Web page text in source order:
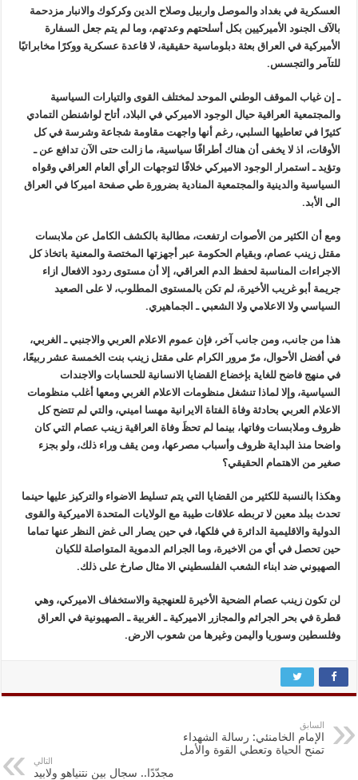
العسكرية في بغداد والموصل واربيل وصلاح الدين وكركوك والانبار مزدحمة
بالآف الجنود الأميركيين بكل أسلحتهم وعدتهم، وما لم يتم جعل السفارة
الأميركية في العراق بعثة دبلوماسية حقيقية، لا قاعدة عسكرية ووكرًا مخابراتيًا
للتآمر والتجسس.
ـ إن غياب الموقف الوطني الموحد لمختلف القوى والتيارات السياسية
والمجتمعية العراقية حيال الوجود الاميركي في البلاد، أتاح لواشنطن التمادي
كثيرًا في تعاطيها السلبي، رغم أنها واجهت مقاومة شجاعة وشرسة في كل
الأوقات، اذ لا يخفى أن هناك أطرافًا سياسية، ما زالت حتى الآن تدافع عن ـ
وتؤيد ـ استمرار الوجود الاميركي خلافًا لتوجهات الرأي العام العراقي وقواه
السياسية والدينية والمجتمعية المنادية بضرورة طي صفحة اميركا في العراق
الى الأبد.
ومع أن الكثير من الأصوات ارتفعت، مطالبة بالكشف الكامل عن ملابسات
مقتل زينب عصام، وبقيام الحكومة عبر أجهزتها المختصة والمعنية باتخاذ كل
الاجراءات المناسبة لحفظ الدم العراقي، إلا أن مستوى ردود الافعال ازاء
جريمة أبو غريب الأخيرة، لم تكن بالمستوى المطلوب، لا على الصعيد
السياسي ولا الاعلامي ولا الشعبي ـ الجماهيري.
هذا من جانب، ومن جانب آخر، فإن عموم الاعلام العربي والاجنبي ـ الغربي،
في أفضل الأحوال، مرّ مرور الكرام على مقتل زينب بنت الخمسة عشر ربيعًا،
في منهج فاضح للغاية بإخضاع القضايا الانسانية للحسابات والاجندات
السياسية، وإلا لماذا تنشغل منظومات الاعلام الغربي ومعها أغلب منظومات
الاعلام العربي بحادثة وفاة الفتاة الايرانية مهسا اميني، والتي لم تتضح كل
ظروف وملابسات وفاتها، بينما لم تحظَ وفاة العراقية زينب عصام التي كان
واضحا منذ البداية ظروف وأسباب مصرعها، ومن يقف وراء ذلك، ولو بجزء
صغير من الاهتمام الحقيقي؟
وهكذا بالنسبة للكثير من القضايا التي يتم تسليط الاضواء والتركيز عليها حينما
تحدث ببلد معين لا تربطه علاقات طيبة مع الولايات المتحدة الاميركية والقوى
الدولية والاقليمية الدائرة في فلكها، في حين يصار الى غض النظر عنها تماما
حين تحصل في أي من الاخيرة، وما الجرائم الدموية المتواصلة للكيان
الصهيوني ضد ابناء الشعب الفلسطيني الا مثال صارخ على ذلك.
لن تكون زينب عصام الضحية الأخيرة للعنهجية والاستخفاف الاميركي، وهي
قطرة في بحر الجرائم والمجازر الاميركية ـ الغربية ـ الصهيونية في العراق
وفلسطين وسوريا واليمن وغيرها من شعوب الارض.
السابق
الإمام الخامنئي: رسالة الشهداء
تمنح الحياة وتعطي القوة والأمل
التالي
مجدّدًا.. سجال بين نتنياهو ولابيد